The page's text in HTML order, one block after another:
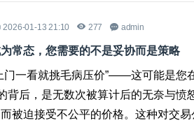
2026-01-13 21:10 277 admin
常态，您需要的不是妥协而是策略
门一看就挑毛病压价”——这可能是您
背后，是无数次被算计后的无奈与
被迫接受不公平的价格。这种对交